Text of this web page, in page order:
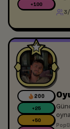
+100
200
+25
+50